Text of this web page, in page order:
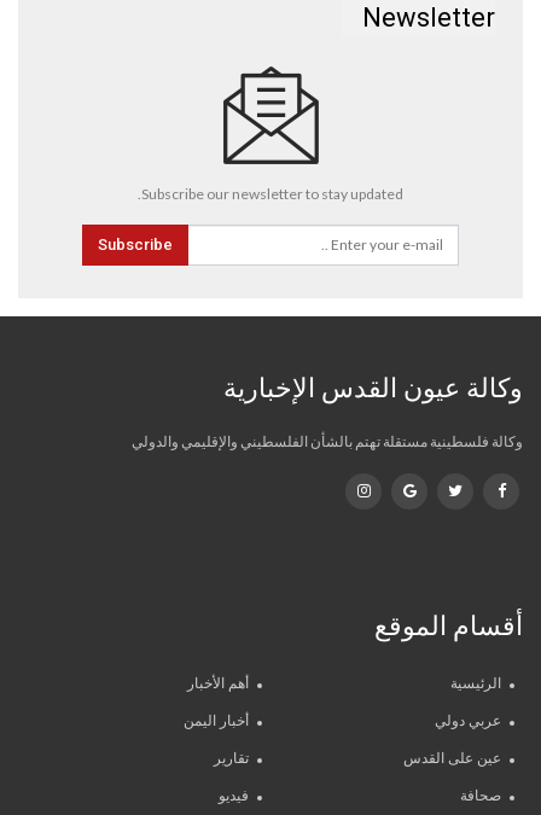
Newsletter
Subscribe our newsletter to stay updated.
Subscribe
وكالة عيون القدس الإخبارية
وكالة فلسطينية مستقلة تهتم بالشأن الفلسطيني والإقليمي والدولي
أقسام الموقع
الرئيسية أهم الأخبار
عربي دولي أخبار اليمن
عين على القدس تقارير
صحافة فيديو